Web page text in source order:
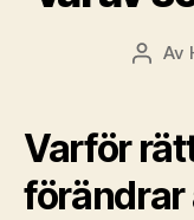
Av
Varför
förändrar